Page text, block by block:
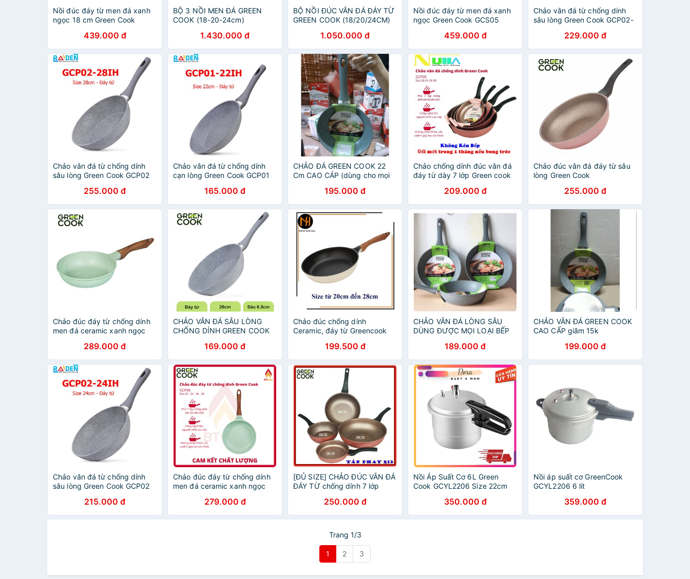
Nồi đúc đáy từ men đá xanh
ngọc 18 cm Green Cook
439.000 đ
BỘ 3 NỒI MEN ĐÁ GREEN
COOK (18-20-24cm)
1.430.000 đ
BỘ NỒI ĐÚC VÂN ĐÁ ĐÁY TỪ
GREEN COOK (18/20/24CM)
1.050.000 đ
Nồi đúc đáy từ men đá xanh
ngọc Green Cook GCS05
459.000 đ
Chảo vân đá từ chống dính
sâu lòng Green Cook GCP02-
229.000 đ
Chảo vân đá từ chống dính
sâu lòng Green Cook GCP02
255.000 đ
Chảo vân đá từ chống dính
cạn lòng Green Cook GCP01
165.000 đ
CHẢO ĐÁ GREEN COOK 22
Cm CAO CÁP (dùng cho mọi
195.000 đ
Chảo chống dính đúc vân đá
đáy từ dày 7 lớp Green cook
dùng được mọi loại bếp,
chuẩn hình
209.000 đ
Chảo đúc vân đá đáy từ sâu
lòng Green Cook
DỄ THƯƠNG)255.000 đ
Chảo đúc đáy từ chống dính
men đá ceramic xanh ngọc
289.000 đ
CHẢO VÂN ĐÁ SÂU LÒNG
CHỐNG DÍNH GREEN COOK
169.000 đ
Chảo đúc chống dính
Ceramic, đáy từ Greencook
199.500 đ
CHẢO VÂN ĐÁ LÒNG SÂU
DÙNG ĐƯỢC MỌI LOẠI BẾP
189.000 đ
CHẢO VÂN ĐÁ GREEN COOK
CAO CẤP giãm 15k
199.000 đ
Chảo vân đá từ chống dính
sâu lòng Green Cook GCP02
215.000 đ
Chảo đúc đáy từ chống dính
men đá ceramic xanh ngọc
24-26-28 cm công nghệ Hàn
Quốc
279.000 đ
[ĐỦ SIZE] CHẢO ĐÚC VÂN ĐÁ
ĐÁY TỪ chống dính 7 lớp
250.000 đ
Nồi Áp Suất Cơ 6L Green
Cook GCYL2206 Size 22cm
350.000 đ
Nồi áp suất cơ GreenCook
GCYL2206 6 lít
359.000 đ
Trang 1/3
1 2 3